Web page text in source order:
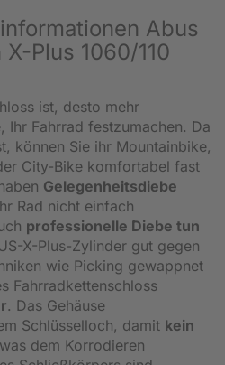
Abus
Plus 1060/110
ist, desto mehr
Ihr Fahrrad festzumachen. Da
können Sie ihr Mountainbike,
City-Bike komfortabel fast
Gelegenheitsdiebe
Rad nicht einfach
professionelle Diebe tun
X-Plus-Zylinder gut gegen
wie Picking gewappnet
Fahrradkettenschloss
. Das Gehäuse
Schlüsselloch, damit kein
dem Korrodieren